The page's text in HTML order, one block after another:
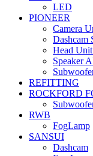
LED
PIONEER
Camera
Dashcam
Head
Speaker
REFITTING
ROCKFORD
RWB
FogLamp
SANSUI
Dashcam